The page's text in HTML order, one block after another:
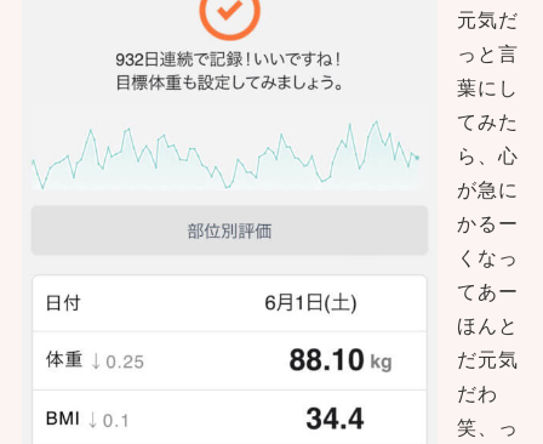
元気だ
っと言
葉にし
てみた
ら、心
が急に
かるー
くなっ
てあー
ほんと
だ元気
だわ
笑、っ